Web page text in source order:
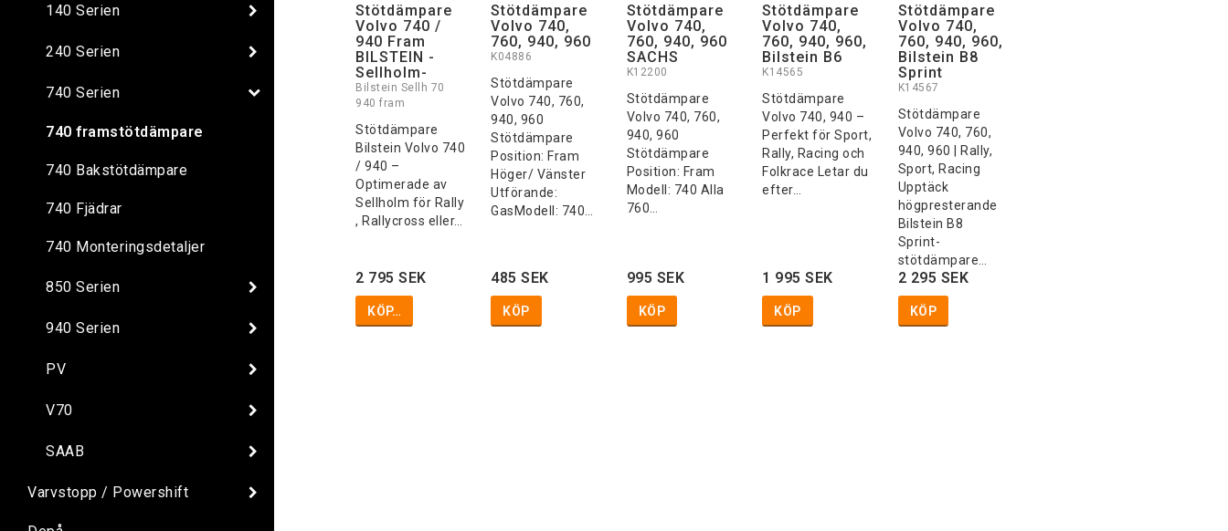
140 Serien
240 Serien
740 Serien
740 framstötdämpare
740 Bakstötdämpare
740 Fjädrar
740 Monteringsdetaljer
850 Serien
940 Serien
PV
V70
SAAB
Varvstopp / Powershift
Stötdämpare
Volvo 740 /
940 Fram
BILSTEIN -
Sellholm-
Bilstein Sellh 70
940 fram
Stötdämpare
Bilstein Volvo 740
/ 940 –
Optimerade av
Sellholm för Rally
, Rallycross eller…
2 795 SEK
KÖP…
Stötdämpare
Volvo 740,
760, 940, 960
K04886
Stötdämpare
Volvo 740, 760,
940, 960
Stötdämpare
Position: Fram
Höger/ Vänster
Utförande:
GasModell: 740…
485 SEK
KÖP
Stötdämpare
Volvo 740,
760, 940, 960
SACHS
K12200
Stötdämpare
Volvo 740, 760,
940, 960
Stötdämpare
Position: Fram
Modell: 740 Alla
760…
995 SEK
KÖP
Stötdämpare
Volvo 740,
760, 940, 960,
Bilstein B6
K14565
Stötdämpare
Volvo 740, 940 –
Perfekt för Sport,
Rally, Racing och
Folkrace Letar du
efter…
1 995 SEK
KÖP
Stötdämpare
Volvo 740,
760, 940, 960,
Bilstein B8
Sprint
K14567
Stötdämpare
Volvo 740, 760,
940, 960 | Rally,
Sport, Racing
Upptäck
högpresterande
Bilstein B8
Sprint-
stötdämpare…
2 295 SEK
KÖP